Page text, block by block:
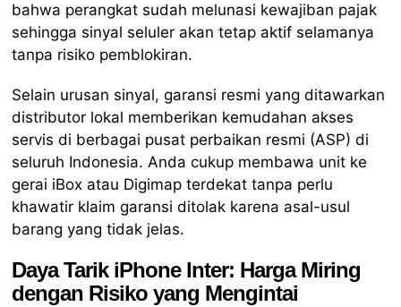
bahwa perangkat sudah melunasi kewajiban pajak
sehingga sinyal seluler akan tetap aktif selamanya
tanpa risiko pemblokiran.
Selain urusan sinyal, garansi resmi yang ditawarkan
distributor lokal memberikan kemudahan akses
servis di berbagai pusat perbaikan resmi (ASP) di
seluruh Indonesia. Anda cukup membawa unit ke
gerai iBox atau Digimap terdekat tanpa perlu
khawatir klaim garansi ditolak karena asal-usul
barang yang tidak jelas.
Daya Tarik iPhone Inter: Harga Miring
dengan Risiko yang Mengintai